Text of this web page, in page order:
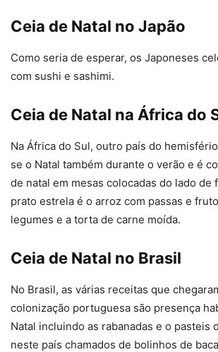
Ceia de Natal no Japão
Como seria de esperar, os Japoneses
com sushi e sashimi.
Ceia de Natal na África do
Na África do Sul, outro país do
se o Natal também durante o verão e é
de natal em mesas colocadas do lado de
prato estrela é o arroz com passas e
legumes e a torta de carne moída.
Ceia de Natal no Brasil
No Brasil, as várias receitas que
colonização portuguesa são presença
Natal incluindo as rabanadas e o pasteis
neste país chamados de bolinhos de